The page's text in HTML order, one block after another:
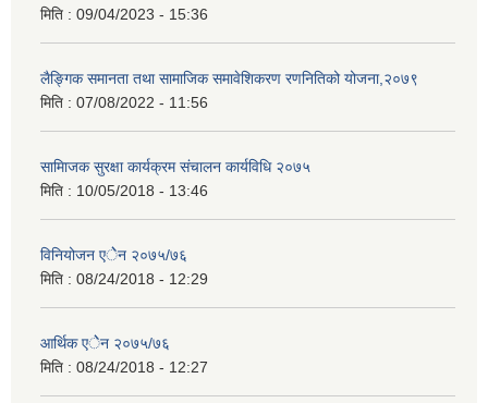
मिति : 09/04/2023 - 15:36
लैङ्गिक समानता तथा सामाजिक समावेशिकरण रणनितिको योजना,२०७९
मिति : 07/08/2022 - 11:56
सामािजक सुरक्षा कार्यक्रम संचालन कार्यविधि २०७५
मिति : 10/05/2018 - 13:46
विनियोजन एेेन २०७५/७६
मिति : 08/24/2018 - 12:29
आर्थिक एेेन २०७५/७६
मिति : 08/24/2018 - 12:27